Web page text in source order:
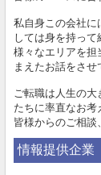
私自身この会社に
しては身を持って
様々なエリアを担
まえたお話をさせ
ご転職は人生の
たちに率直なお考
皆様からのご相談
情報提供企業